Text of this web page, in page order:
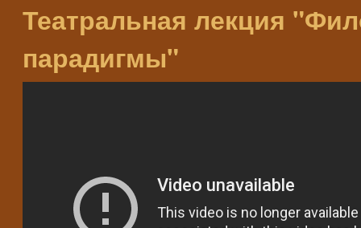
Театральная лекция
парадигмы"